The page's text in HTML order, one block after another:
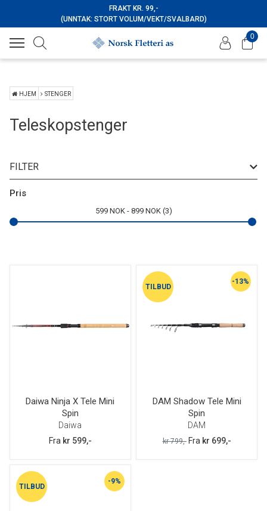
FRAKT KR. 99,-
(UNNTAK: STORT VOLUM/VEKT/SVALBARD)
0
HJEM STENGER
Teleskopstenger
FILTER
Merke
Pris
599 NOK 899 NOK 3
Daiwa Ninja X Tele Mini
Spin
Daiwa
Fra kr 599,-
TILBUD
DAM Shadow Tele Mini
Spin
DAM
-13%
kr 799,- Fra kr 699,-
TILBUD
-9%